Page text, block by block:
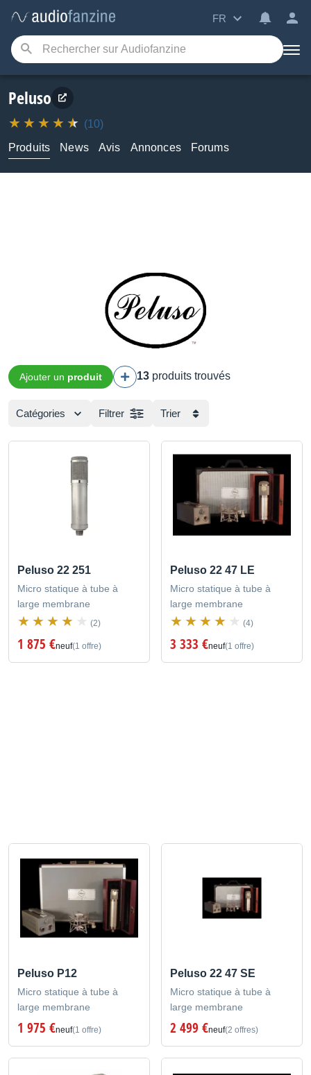
FR
Peluso
(10)
Produits
News Avis Annonces Forums
Ajouter un produit 13 produits trouvés
Catégories Filtrer Trier
Peluso 22 251
Micro statique à tube à
large membrane
(2)
1 875 €neuf(1 offre)
Peluso 22 47 LE
Micro statique à tube à
large membrane
(4)
3 333 €neuf(1 offre)
Peluso P12
Micro statique à tube à
large membrane
1 975 €neuf(1 offre)
Peluso 22 47 SE
Micro statique à tube à
large membrane
2 499 €neuf(2 offres)